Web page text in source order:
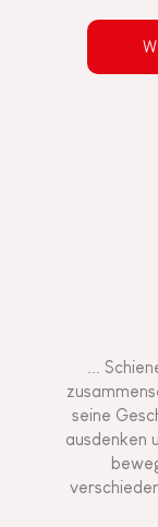
...
seine
ausdenken